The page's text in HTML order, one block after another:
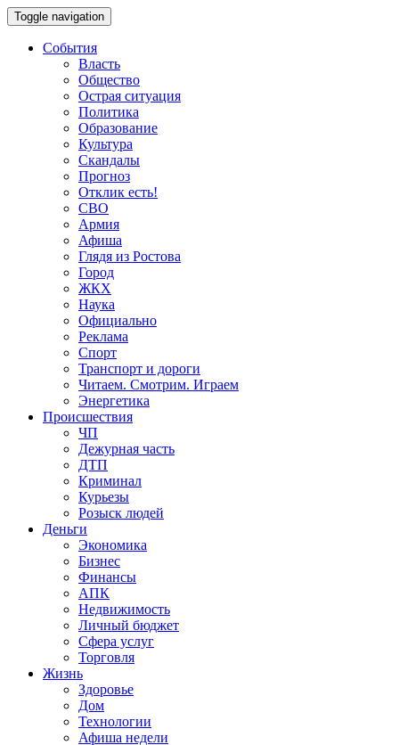
Toggle navigation
События
Власть
Общество
Острая ситуация
Политика
Образование
Культура
Скандалы
Прогноз
Отклик есть!
СВО
Армия
Афиша
Глядя из Ростова
Город
ЖКХ
Наука
Официально
Реклама
Спорт
Транспорт и дороги
Читаем. Смотрим. Играем
Энергетика
Происшествия
ЧП
Дежурная часть
ДТП
Криминал
Курьезы
Розыск людей
Деньги
Экономика
Бизнес
Финансы
АПК
Недвижимость
Личный бюджет
Сфера услуг
Торговля
Жизнь
Здоровье
Дом
Технологии
Афиша недели